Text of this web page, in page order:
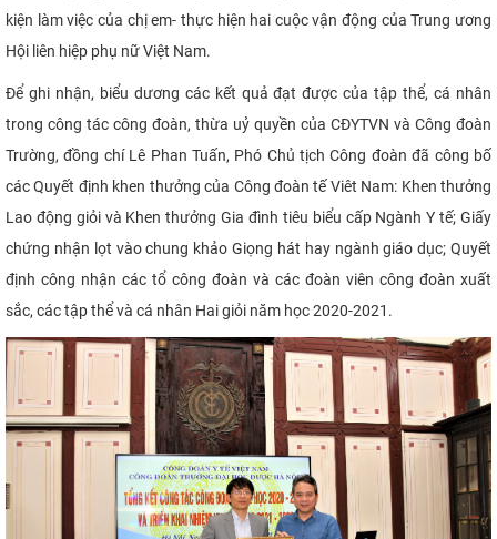
kiện làm việc của chị em- thực hiện hai cuộc vận động của Trung ương
Hội liên hiệp phụ nữ Việt Nam.
Để ghi nhận, biểu dương các kết quả đạt được của tập thể, cá nhân
trong công tác công đoàn, thừa uỷ quyền của CĐYTVN và Công đoàn
Trường, đồng chí Lê Phan Tuấn, Phó Chủ tịch Công đoàn đã công bố
các Quyết định khen thưởng của Công đoàn tế Viêt Nam: Khen thưởng
Lao động giỏi và Khen thưởng Gia đình tiêu biểu cấp Ngành Y tế; Giấy
chứng nhận lọt vào chung khảo Giọng hát hay ngành giáo dục; Quyết
định công nhận các tổ công đoàn và các đoàn viên công đoàn xuất
sắc, các tập thể và cá nhân Hai giỏi năm học 2020-2021.